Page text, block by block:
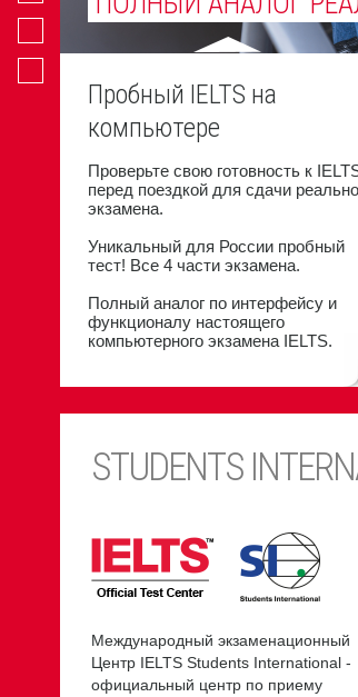
Пробный IELTS на
компьютере
Проверьте свою готовность к
перед поездкой для сдачи
экзамена.
Уникальный для России пробный
тест! Все 4 части экзамена.
Полный аналог по интерфейсу и
функционалу настоящего
компьютерного экзамена IELTS.
STUDENTS
Международный экзаменационный
Центр IELTS Students International -
официальный центр по приему